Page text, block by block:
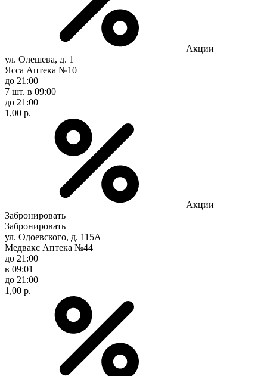
Акции
ул. Олешева, д. 1
Ясса Аптека №10
до 21:00
7 шт. в 09:00
до 21:00
1,00 р.
Акции
Забронировать
Забронировать
ул. Одоевского, д. 115А
Медвакс Аптека №44
до 21:00
в 09:01
до 21:00
1,00 р.